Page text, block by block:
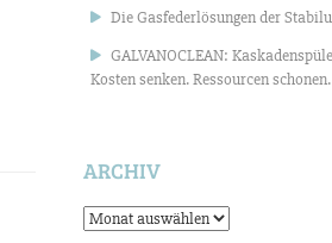
Die Gasfederlösungen der
GALVANOCLEAN:
Kosten senken. Ressourcen schonen.
ARCHIV
Archiv